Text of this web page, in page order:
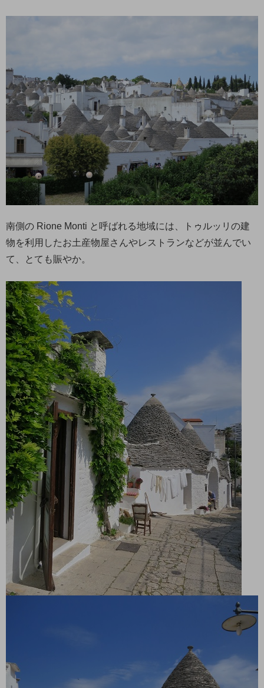
南側の Rione Monti と呼ばれる地域には、トゥルッリの建
物を利用したお土産物屋さんやレストランなどが並んでい
て、とても賑やか。